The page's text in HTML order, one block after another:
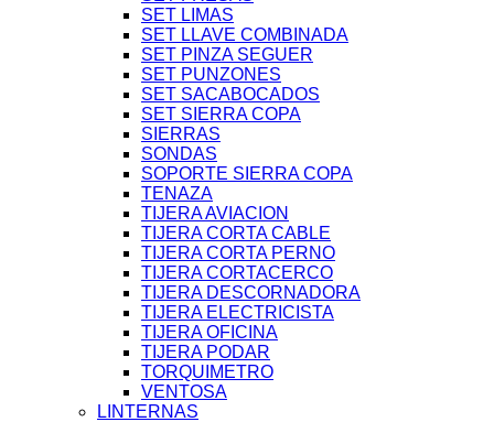
SET LIMAS
SET LLAVE COMBINADA
SET PINZA SEGUER
SET PUNZONES
SET SACABOCADOS
SET SIERRA COPA
SIERRAS
SONDAS
SOPORTE SIERRA COPA
TENAZA
TIJERA AVIACION
TIJERA CORTA CABLE
TIJERA CORTA PERNO
TIJERA CORTACERCO
TIJERA DESCORNADORA
TIJERA ELECTRICISTA
TIJERA OFICINA
TIJERA PODAR
TORQUIMETRO
VENTOSA
LINTERNAS